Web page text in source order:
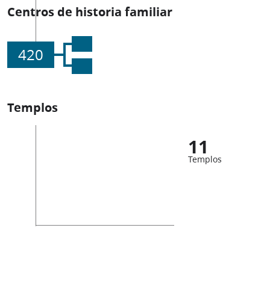
Centros de historia familiar
420
Templos
11
Templos